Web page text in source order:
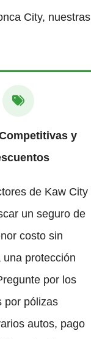
City, nuestras
y
de Kaw City
un seguro de
costo sin
una protección
por los
por pólizas
autos, pago